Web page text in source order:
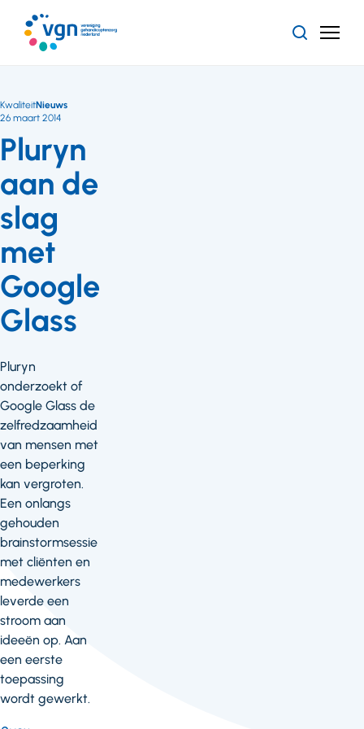
naar
hoofdinhoud
ZoekenMenu
Pluryn
aan de
slag
met
Google
Glass
KwaliteitNieuws
26 maart 2014
Pluryn
onderzoekt of
Google Glass de
zelfredzaamheid
van mensen met
een beperking
kan vergroten.
Een onlangs
gehouden
brainstormsessie
met cliënten en
medewerkers
leverde een
stroom aan
ideeën op. Aan
een eerste
toepassing
wordt gewerkt.